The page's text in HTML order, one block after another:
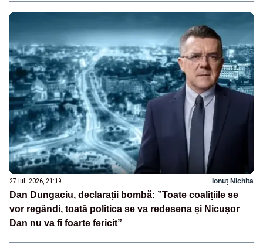
27 iul. 2026, 21:19 Ionuț Nichita
Dan Dungaciu, declarații bombă: ”Toate coalițiile se
vor regândi, toată politica se va redesena și Nicușor
Dan nu va fi foarte fericit”